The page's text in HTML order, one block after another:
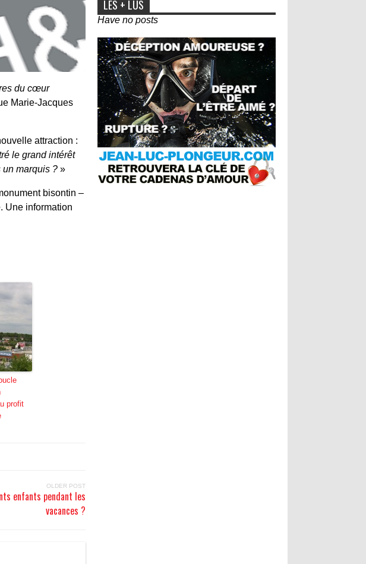
du cœur
Marie-Jacques
attraction :
le grand intérêt
un marquis ? »
bisontin –
Une information
profit
OLDER POST
enfants pendant les
vacances ?
LES + LUS
Have no posts